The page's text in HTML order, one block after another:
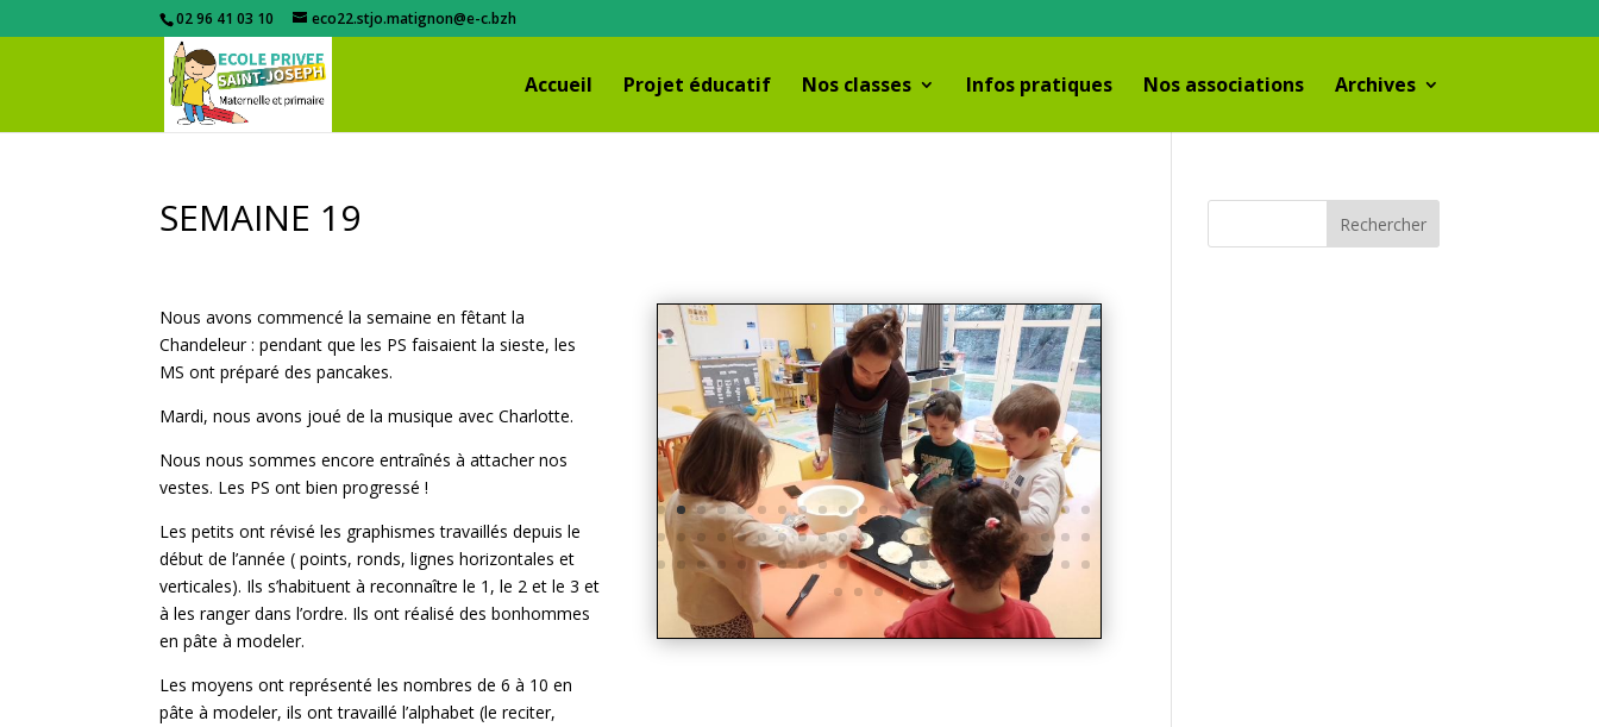
02 96 41 03 10 eco22.stjo.matignon@e-c.bzh
Accueil Projet éducatif Nos classes Infos pratiques Nos associations Archives
SEMAINE 19
Nous avons commencé la semaine en fêtant la
Chandeleur : pendant que les PS faisaient la sieste, les
MS ont préparé des pancakes.
Mardi, nous avons joué de la musique avec Charlotte.
Nous nous sommes encore entraînés à attacher nos
vestes. Les PS ont bien progressé !
Les petits ont révisé les graphismes travaillés depuis le
début de l’année ( points, ronds, lignes horizontales et
verticales). Ils s’habituent à reconnaître le 1, le 2 et le 3 et
à les ranger dans l’ordre. Ils ont réalisé des bonhommes
en pâte à modeler.
Les moyens ont représenté les nombres de 6 à 10 en
pâte à modeler, ils ont travaillé l’alphabet (le reciter,